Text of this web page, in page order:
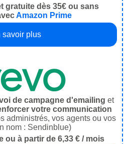
gratuite dès 35€ ou sans
Amazon Prime
savoir plus
de campagne d'emailing et
votre communication
administrés, vos agents ou vos
nom : Sendinblue)
ou à partir de 6,33 € / mois